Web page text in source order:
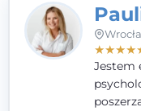
★★★★
Jestem